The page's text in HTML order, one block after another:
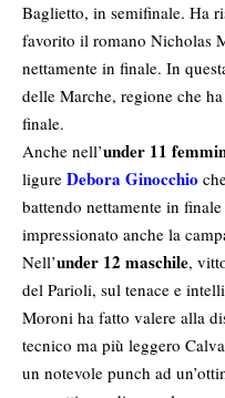
Baglietto, in semifinale. Ha
favorito il romano Nicholas
nettamente in finale. In
delle Marche, regione che
finale.
Anche nell’under 11
ligure Debora Ginocchio
battendo nettamente in
impressionato anche la
Nell’under 12 maschile,
del Parioli, sul tenace e
Moroni ha fatto valere alla
tecnico ma più leggero
un notevole punch ad